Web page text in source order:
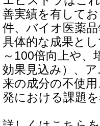
善実績を有して
件、バイオ医薬
具体的な成果と
～100倍向上や、
効果見込み）、
来の成分の不使
発における課題